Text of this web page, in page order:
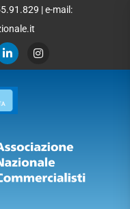
| e-mail: